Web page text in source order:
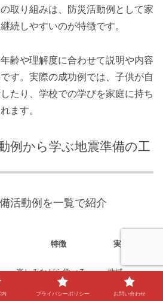
取り組みは、防災活動例として家
続しやすいのが特徴です。
齢や理解度に合わせて説明や内容
す。実際の成功例では、子供が自
たり、学校での学びを家庭に持ち
ます。
例から学ぶ地震準備の工
活動例を一覧で紹介
特徴 実施主体
楽しみながら学べる 地域
内 プライバシーポリシー お問い合わせ